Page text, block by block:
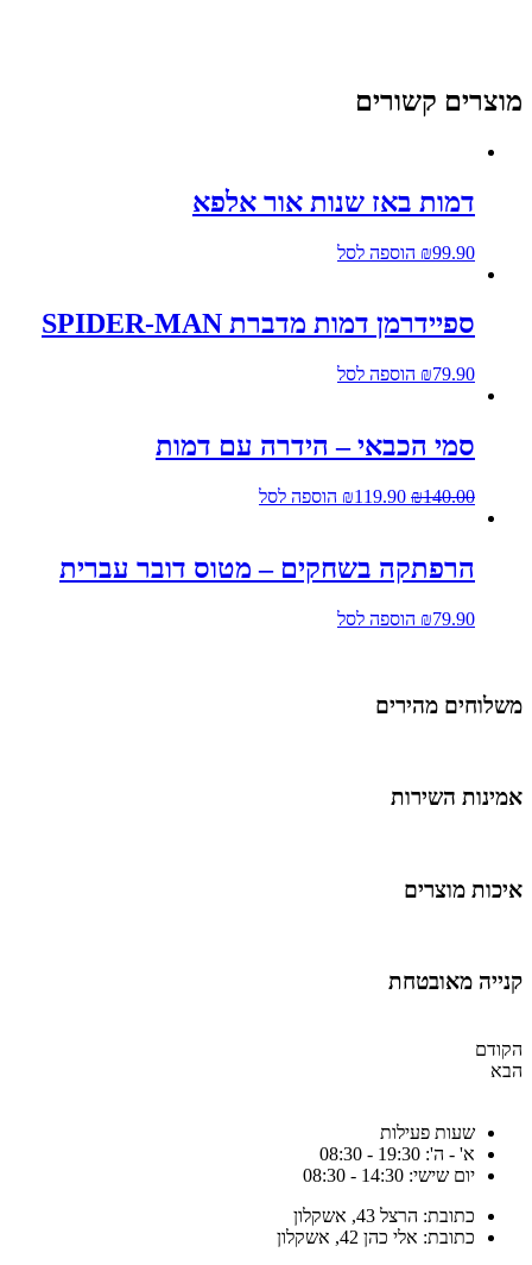
מוצרים קשורים
דמות באז שנות אור אלפא
₪99.90 הוספה לסל
ספיידרמן דמות מדברת SPIDER-MAN
₪79.90 הוספה לסל
סמי הכבאי – הידרה עם דמות
₪140.00
₪119.90 הוספה לסל
הרפתקה בשחקים – מטוס דובר עברית
₪79.90 הוספה לסל
משלוחים מהירים
אמינות השירות
איכות מוצרים
קנייה מאובטחת
הקודם
הבא
שעות פעילות
א' - ה': 19:30 - 08:30
יום שישי: 14:30 - 08:30
כתובת: הרצל 43, אשקלון
כתובת: אלי כהן 42, אשקלון